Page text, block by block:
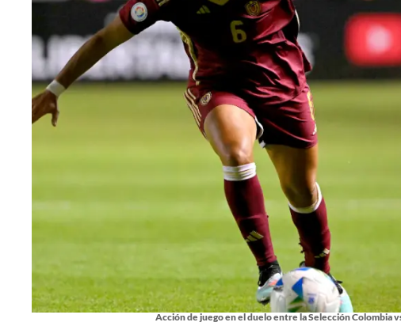
Acción de juego en el duelo entre la Selección Colombia